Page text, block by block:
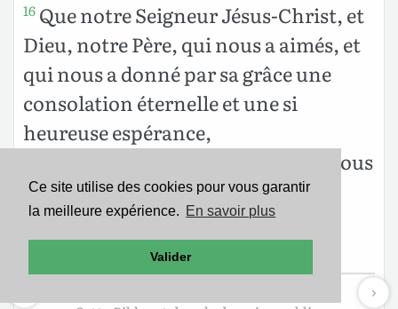
Ce site utilise des cookies pour vous garantir
la meilleure expérience. En savoir plus
Valider
16 Que notre Seigneur Jésus-Christ, et
Dieu, notre Père, qui nous a aimés, et
qui nous a donné par sa grâce une
consolation éternelle et une si
heureuse espérance,
console lui-même vos cœurs, et vous
affermisse dans toutes sortes de
bonnes œuvres, et dans la bonne
doctrine !